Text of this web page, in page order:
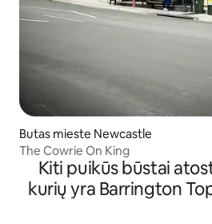
Butas mieste Newcastle
The Cowrie On King
Kiti puikūs būstai
kurių yra Barrington